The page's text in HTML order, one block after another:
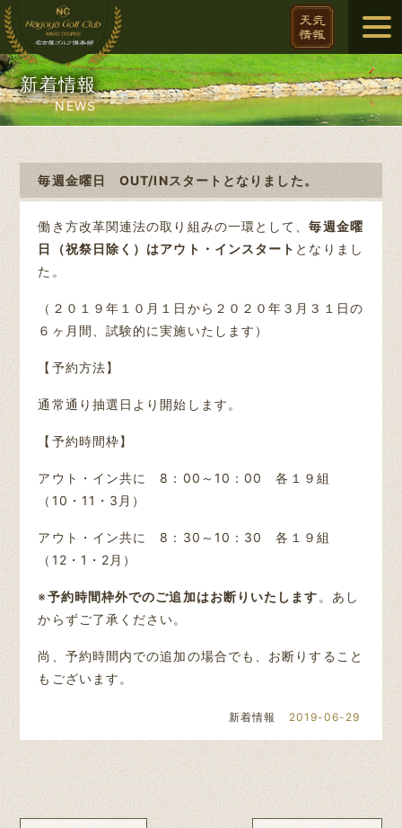
新着情報
NEWS
毎週金曜日 OUT/INスタートとなりました。
働き方改革関連法の取り組みの一環として、毎週金曜
日（祝祭日除く）はアウト・インスタート となりまし
た。
（２０１９年１０月１日から２０２０年３月３１日の
６ヶ月間、試験的に実施いたします）
【予約方法】
通常通り抽選日より開始します。
【予約時間枠】
アウト・イン共に 8：00～10：00 各１９組
（10・11・3月）
アウト・イン共に 8：30～10：30 各１９組
（12・1・2月）
※予約時間枠外でのご追加はお断りいたします 。あし
からずご了承ください。
尚、予約時間内での追加の場合でも、お断りすること
もございます。
新着情報 2019-06-29